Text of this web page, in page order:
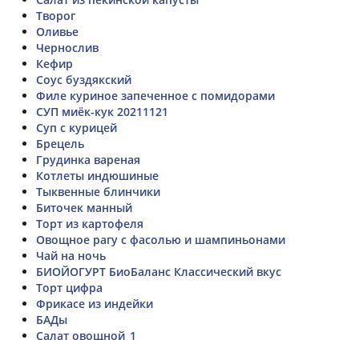
Творог
Оливье
Чернослив
Кефир
Соус буздякский
Филе куриное запеченное с помидорами
СУП миёк-кук 20211121
Суп с курицей
Брецель
Грудинка вареная
Котлеты индюшиные
Тыквенные блинчики
Биточек манный
Торт из картофеля
Овощное рагу с фасолью и шампиньонами
Чай на ночь
БИОЙОГУРТ БиоБаланс Классический вкус
Торт цифра
Фрикасе из индейки
БАДы
Салат овощной_1